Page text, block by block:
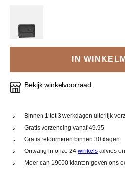
IN
Bekijk winkelvoorraad
Binnen 1 tot 3 werkdagen uiterlijk
Gratis verzending vanaf 49.95
Gratis retourneren binnen 30 dagen
Ontvang in onze 24winkels advies
Meer dan 19000 klanten geven ons